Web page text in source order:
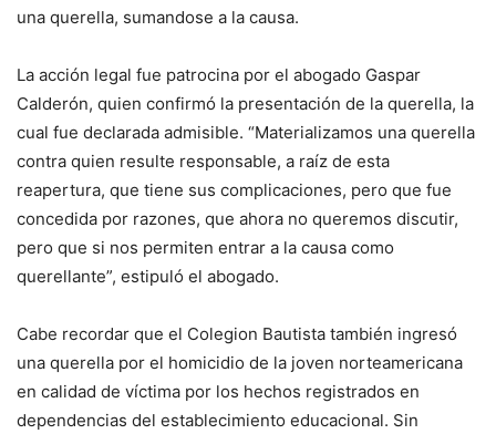
una querella, sumandose a la causa.
La acción legal fue patrocina por el abogado Gaspar
Calderón, quien confirmó la presentación de la querella, la
cual fue declarada admisible. “Materializamos una querella
contra quien resulte responsable, a raíz de esta
reapertura, que tiene sus complicaciones, pero que fue
concedida por razones, que ahora no queremos discutir,
pero que si nos permiten entrar a la causa como
querellante”, estipuló el abogado.
Cabe recordar que el Colegion Bautista también ingresó
una querella por el homicidio de la joven norteamericana
en calidad de víctima por los hechos registrados en
dependencias del establecimiento educacional. Sin